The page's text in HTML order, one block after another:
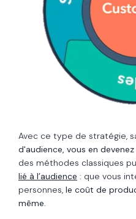
Avec ce type de stratégie,
d'audience, vous en
des méthodes classiques
lié à l’audience : que vous
personnes, le coût de
même.